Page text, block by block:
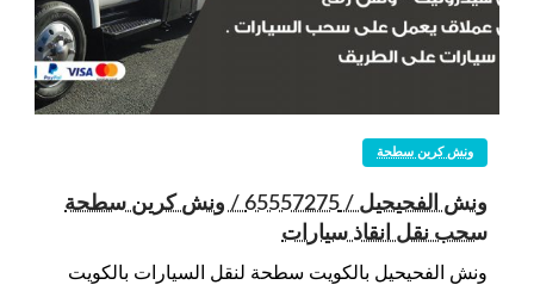
ونش كرين سطحة
ونش الفحيحيل / 65557275 / ونش كرين سطحة
سحب نقل انقاذ سيارات
ونش الفحيحيل بالكويت سطحة لنقل السيارات بالكويت